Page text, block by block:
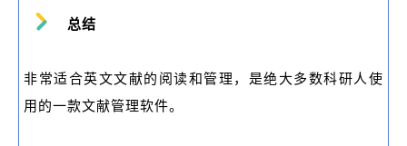
总结
非常适合英文文献的阅读和管理，是绝大多数科研人使
用的一款文献管理软件。